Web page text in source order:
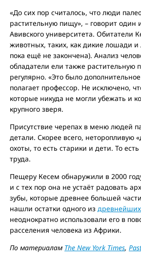
«До сих пор считалось, что люди
растительную пищу», – говорит один
Авивского университета. Обитатели
животных, таких, как дикие лошади и
пока ещё не закончена). Анализ
обладатели ели также
регулярно. «Это было
полагает профессор. Не исключено,
которые никуда не могли убежать и
крупного зверя.
Присутствие черепах в меню людей
детали. Скорее всего, неторопливую
охоты, то есть старики и дети. То
труда.
Пещеру Кесем обнаружили в 2000
и с тех пор она не устаёт радовать
зубы, которые древнее большей
нашли остатки одного из древнейших
неоднократно использовали его в
расселения человека из Африки.
По материалам The New York Times,